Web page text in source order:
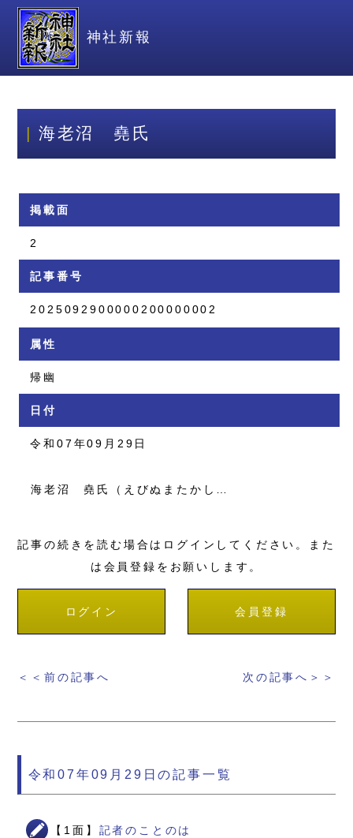
神社新報
海老沼 堯氏
掲載面
2
記事番号
2025092900000200000002
属性
帰幽
日付
令和07年09月29日
海老沼 堯氏（えびぬまたかし…
記事の続きを読む場合はログインしてください。また
は会員登録をお願いします。
ログイン 会員登録
＜＜前の記事へ 次の記事へ＞＞
令和07年09月29日の記事一覧
【1面】 記者のことのは